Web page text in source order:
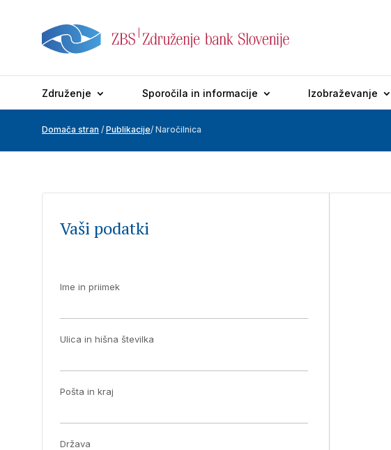
Združenje Sporočila in informacije Izobraževanje
Domača stran / Publikacije/ Naročilnica
Vaši podatki
Ime in priimek
Ulica in hišna številka
Pošta in kraj
Država